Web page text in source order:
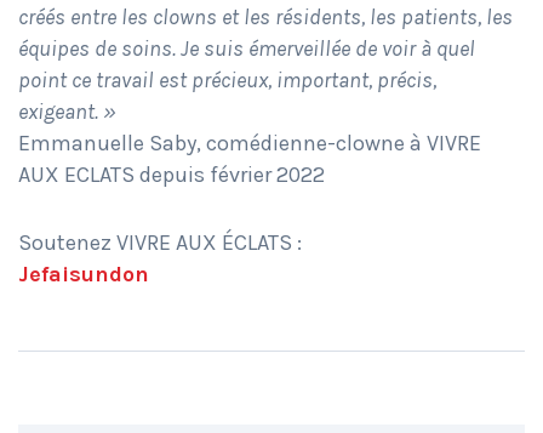
créés entre les clowns et les résidents, les patients, les
équipes de soins. Je suis émerveillée de voir à quel
point ce travail est précieux, important, précis,
exigeant. »
Emmanuelle Saby, comédienne-clowne à VIVRE
AUX ECLATS depuis février 2022
Soutenez VIVRE AUX ÉCLATS :
Jefaisundon